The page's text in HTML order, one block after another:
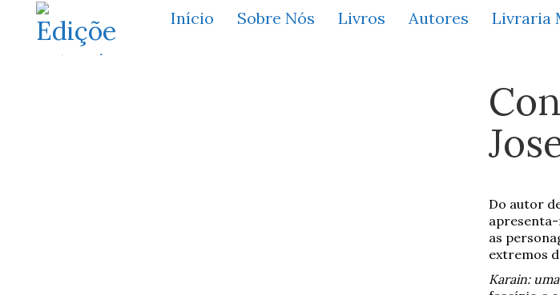
Início Sobre Nós Livros Autores Livraria
Do autor
as
extremos
Karain: